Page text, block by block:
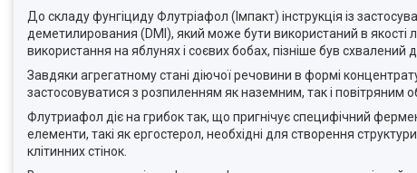
До складу фунгіциду Флутріафол (Імпакт) інструкція із
деметилирования (DMI), який може бути використаний в якості
використання на яблунях і соєвих бобах, пізніше був схвалений
Завдяки агрегатному стані діючої речовини в формі
застосовуватися з розпиленням як наземним, так і повітряним
Флутриафол діє на грибок так, що пригнічує специфічний
елементи, такі як ергостерол, необхідні для створення
клітинних стінок.